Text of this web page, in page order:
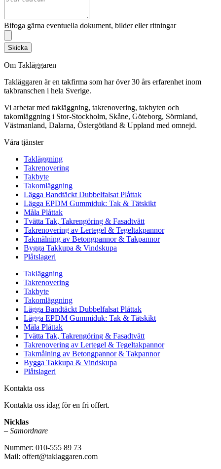
Bifoga gärna eventuella dokument, bilder eller ritningar
Skicka
Om Takläggaren
Takläggaren är en takfirma som har över 30 års erfarenhet inom
takbranschen i hela Sverige.
Vi arbetar med takläggning, takrenovering, takbyten och
takomläggning i Stor-Stockholm, Skåne, Göteborg, Sörmland,
Västmanland, Dalarna, Östergötland & Uppland med omnejd.
Våra tjänster
Takläggning
Takrenovering
Takbyte
Takomläggning
Lägga Bandtäckt Dubbelfalsat Plåttak
Lägga EPDM Gummiduk: Tak & Tätskikt
Måla Plåttak
Tvätta Tak, Takrengöring & Fasadtvätt
Takrenovering av Lertegel & Tegeltakpannor
Takmålning av Betongpannor & Takpannor
Bygga Takkupa & Vindskupa
Plåtslageri
Takläggning
Takrenovering
Takbyte
Takomläggning
Lägga Bandtäckt Dubbelfalsat Plåttak
Lägga EPDM Gummiduk: Tak & Tätskikt
Måla Plåttak
Tvätta Tak, Takrengöring & Fasadtvätt
Takrenovering av Lertegel & Tegeltakpannor
Takmålning av Betongpannor & Takpannor
Bygga Takkupa & Vindskupa
Plåtslageri
Kontakta oss
Kontakta oss idag för en fri offert.
Nicklas
– Samordnare
Nummer: 010-555 89 73
Mail: offert@taklaggaren.com